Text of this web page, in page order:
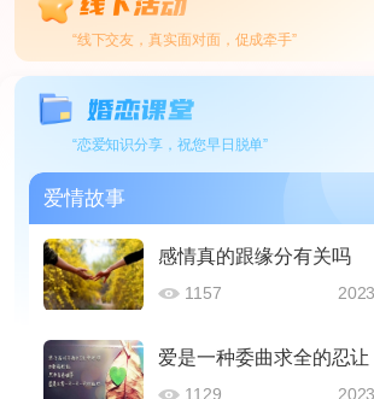
“线下交友，真实面对面，促成牵手”
“恋爱知识分享，祝您早日脱单”
爱情故事
感情真的跟缘分有关吗
1157
爱是一种委曲求全的忍让
1129